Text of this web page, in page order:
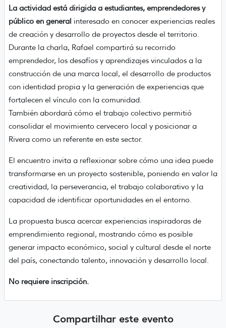
La actividad está dirigida a estudiantes, emprendedores y
público en general interesado en conocer experiencias reales
de creación y desarrollo de proyectos desde el territorio.
Durante la charla, Rafael compartirá su recorrido
emprendedor, los desafíos y aprendizajes vinculados a la
construcción de una marca local, el desarrollo de productos
con identidad propia y la generación de experiencias que
fortalecen el vínculo con la comunidad.
También abordará cómo el trabajo colectivo permitió
consolidar el movimiento cervecero local y posicionar a
Rivera como un referente en este sector.
El encuentro invita a reflexionar sobre cómo una idea puede
transformarse en un proyecto sostenible, poniendo en valor la
creatividad, la perseverancia, el trabajo colaborativo y la
capacidad de identificar oportunidades en el entorno.
La propuesta busca acercar experiencias inspiradoras de
emprendimiento regional, mostrando cómo es posible
generar impacto económico, social y cultural desde el norte
del país, conectando talento, innovación y desarrollo local.
No requiere inscripción.
Compartilhar este evento